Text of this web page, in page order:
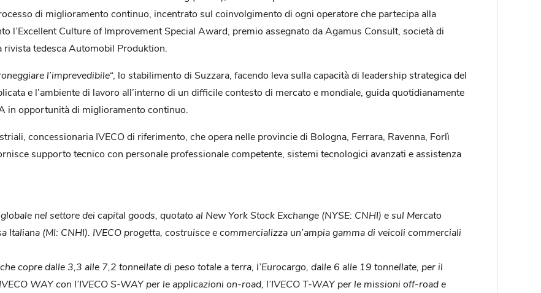
di miglioramento continuo, incentrato sul coinvolgimento di ogni operatore che partecipa alla
l’Excellent Culture of Improvement Special Award, premio assegnato da Agamus Consult, società di
tedesca Automobil Produktion.
l’imprevedibile“, lo stabilimento di Suzzara, facendo leva sulla capacità di leadership strategica del
e l’ambiente di lavoro all’interno di un difficile contesto di mercato e mondiale, guida quotidianamente
in opportunità di miglioramento continuo.
concessionaria IVECO di riferimento, che opera nelle provincie di Bologna, Ferrara, Ravenna, Forlì
supporto tecnico con personale professionale competente, sistemi tecnologici avanzati e assistenza
nel settore dei capital goods, quotato al New York Stock Exchange (NYSE: CNHI) e sul Mercato
(MI: CNHI). IVECO progetta, costruisce e commercializza un’ampia gamma di veicoli commerciali
copre dalle 3,3 alle 7,2 tonnellate di peso totale a terra, l’Eurocargo, dalle 6 alle 19 tonnellate, per il
WAY con l’IVECO S-WAY per le applicazioni on-road, l’IVECO T-WAY per le missioni off-road e